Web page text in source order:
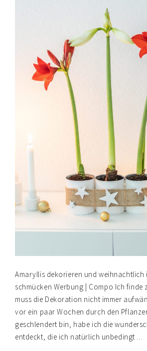
Amaryllis dekorieren und weihnachtlich
schmücken Werbung | Compo Ich finde
muss die Dekoration nicht immer
vor ein paar Wochen durch den
geschlendert bin, habe ich die
entdeckt, die ich natürlich unbedingt ...